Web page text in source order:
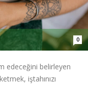
0
edeceğini belirleyen
iştahınızı